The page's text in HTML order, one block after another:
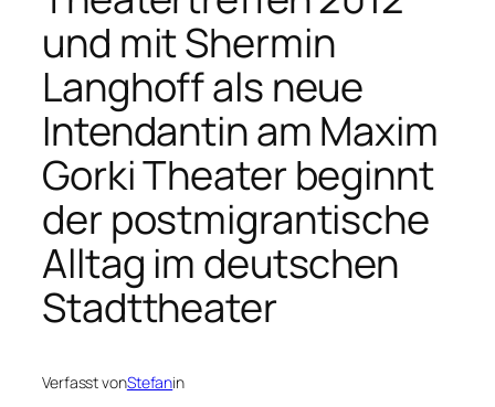
und mit Shermin
Langhoff als neue
Intendantin am Maxim
Gorki Theater beginnt
der postmigrantische
Alltag im deutschen
Stadttheater
Verfasst vonStefanin